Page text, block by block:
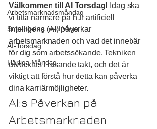
Arbetsmarknadsmåndag
Supertisdag med Vega
AI-Torsdag
Härliga Måndag
Välkommen till AI Torsdag! Idag ska
vi titta närmare på hur artificiell
intelligens (AI) påverkar
arbetsmarknaden och vad det innebär
för dig som arbetssökande. Tekniken
utvecklas i rasande takt, och det är
viktigt att förstå hur detta kan påverka
dina karriärmöjligheter.
AI:s Påverkan på
Arbetsmarknaden